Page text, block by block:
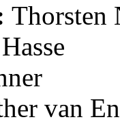
Thorsten
van